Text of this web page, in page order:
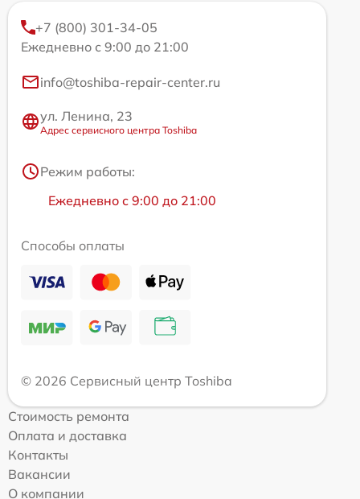
+7 (800) 301-34-05
Ежедневно с 9:00 до 21:00
info@toshiba-repair-center.ru
ул. Ленина, 23
Адрес сервисного центра Toshiba
Режим работы:
Ежедневно с 9:00 до 21:00
Способы оплаты
© 2026 Сервисный центр Toshiba
Стоимость ремонта
Оплата и доставка
Контакты
Вакансии
О компании